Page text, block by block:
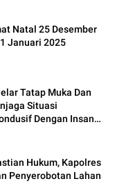
Natal 25 Desember
Januari 2025
Tatap Muka Dan
Situasi
Dengan Insan
Hukum, Kapolres
Penyerobotan Lahan